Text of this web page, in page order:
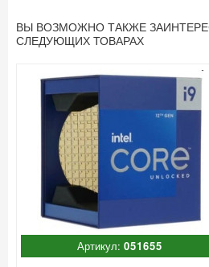
ВЫ ВОЗМОЖНО ТАКЖЕ
СЛЕДУЮЩИХ ТОВАРАХ
Артикул:051655